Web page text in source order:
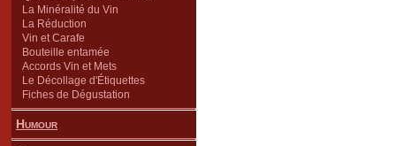
La Minéralité du Vin
La Réduction
Vin et Carafe
Bouteille entamée
Accords Vin et Mets
Le Décollage d'Étiquettes
Fiches de Dégustation
Humour